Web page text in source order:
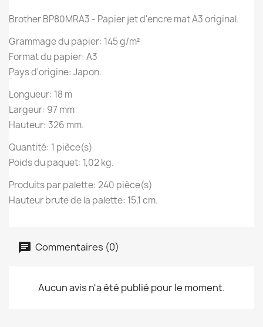
Brother BP80MRA3 - Papier jet d'encre mat A3 original.
Grammage du papier: 145 g/m²
Format du papier: A3
Pays d'origine: Japon.
Longueur: 18 m
Largeur: 97 mm
Hauteur: 326 mm.
Quantité: 1 pièce(s)
Poids du paquet: 1,02 kg.
Produits par palette: 240 pièce(s)
Hauteur brute de la palette: 15,1 cm.
Commentaires (0)
Aucun avis n'a été publié pour le moment.